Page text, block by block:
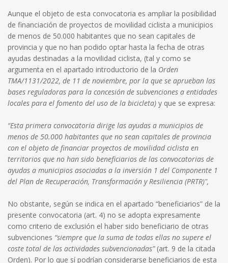
Aunque el objeto de esta convocatoria es ampliar la posibilidad
de financiación de proyectos de movilidad ciclista a municipios
de menos de 50.000 habitantes que no sean capitales de
provincia y que no han podido optar hasta la fecha de otras
ayudas destinadas a la movilidad ciclista, (tal y como se
argumenta en el apartado introductorio de la Orden
TMA/1131/2022, de 11 de noviembre, por la que se aprueban las
bases reguladoras para la concesión de subvenciones a entidades
locales para el fomento del uso de la bicicleta) y que se expresa:
“Esta primera convocatoria dirige las ayudas a municipios de
menos de 50.000 habitantes que no sean capitales de provincia
con el objeto de financiar proyectos de movilidad ciclista en
territorios que no han sido beneficiarios de las convocatorias de
ayudas a municipios asociadas a la inversión 1 del Componente 1
del Plan de Recuperación, Transformación y Resiliencia (PRTR)",
No obstante, según se indica en el apartado “beneficiarios” de la
presente convocatoria (art. 4) no se adopta expresamente
como criterio de exclusión el haber sido beneficiario de otras
subvenciones “siempre que la suma de todas ellas no supere el
coste total de las actividades subvencionadas”(art. 9 de la citada
Orden). Por lo que sí podrían considerarse beneficiarios de esta